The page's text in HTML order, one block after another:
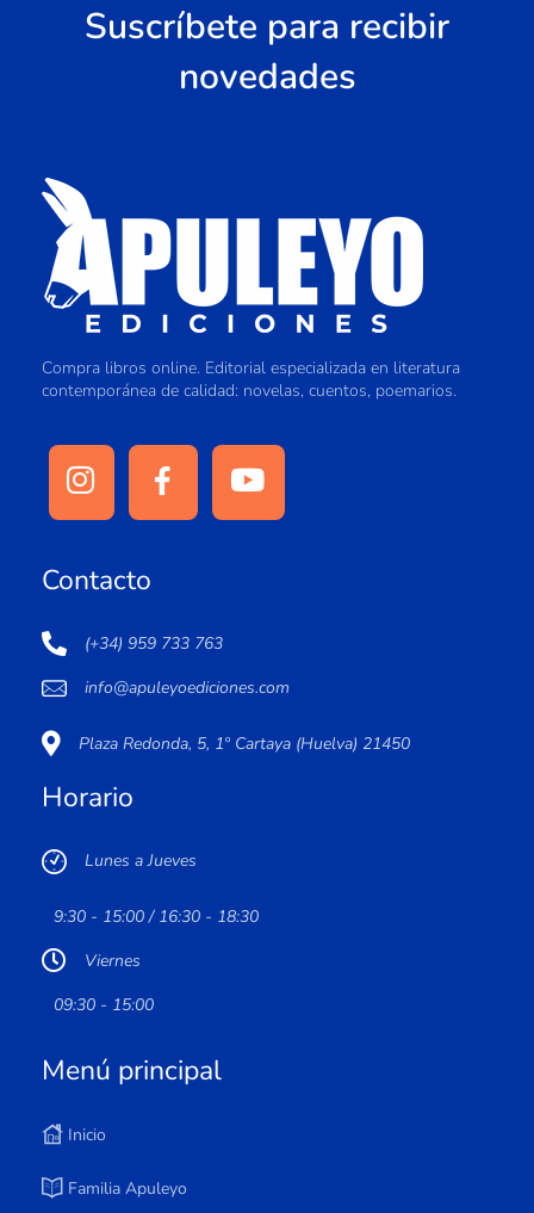
Suscríbete para recibir
novedades
Compra libros online. Editorial especializada en literatura
contemporánea de calidad: novelas, cuentos, poemarios.
Contacto
(+34) 959 733 763
info@apuleyoediciones.com
Plaza Redonda, 5, 1º Cartaya (Huelva) 21450
Horario
Lunes a Jueves
9:30 - 15:00 / 16:30 - 18:30
Viernes
09:30 - 15:00
Menú principal
Inicio
Familia Apuleyo